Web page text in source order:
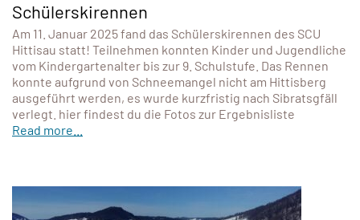
Schülerskirennen
Am 11. Januar 2025 fand das Schülerskirennen des SCU
Hittisau statt! Teilnehmen konnten Kinder und Jugendliche
vom Kindergartenalter bis zur 9. Schulstufe. Das Rennen
konnte aufgrund von Schneemangel nicht am Hittisberg
ausgeführt werden, es wurde kurzfristig nach Sibratsgfäll
verlegt. hier findest du die Fotos zur Ergebnisliste
Read more...